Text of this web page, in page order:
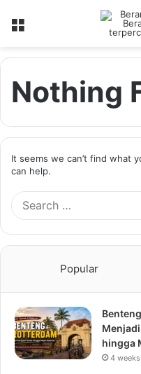
Menu
Nothing
It seems we can’t find what
can help.
Popular
hingga
4